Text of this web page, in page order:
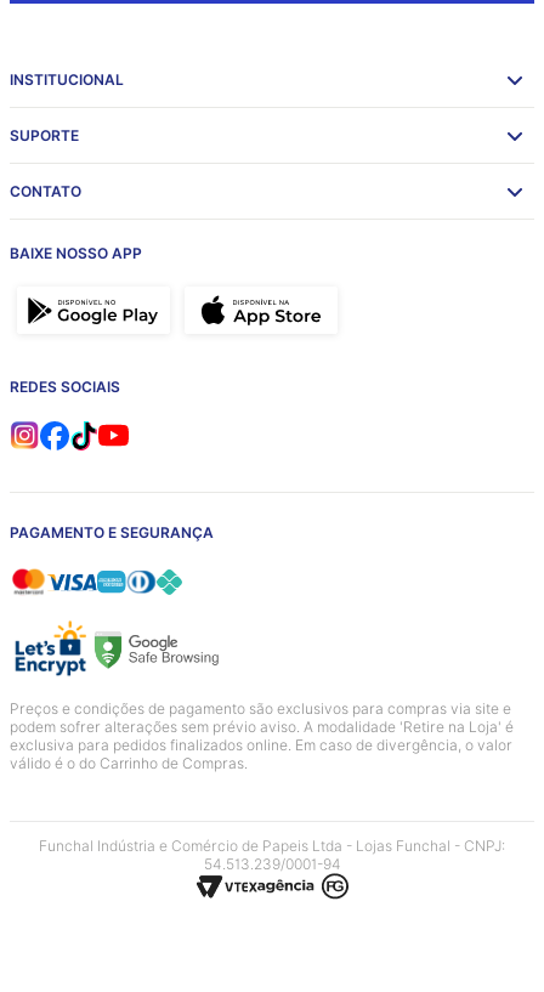
INSTITUCIONAL
SUPORTE
CONTATO
BAIXE NOSSO APP
REDES SOCIAIS
PAGAMENTO E SEGURANÇA
Preços e condições de pagamento são exclusivos para compras via site e
podem sofrer alterações sem prévio aviso. A modalidade 'Retire na Loja' é
exclusiva para pedidos finalizados online. Em caso de divergência, o valor
válido é o do Carrinho de Compras.
Funchal Indústria e Comércio de Papeis Ltda - Lojas Funchal - CNPJ:
54.513.239/0001-94